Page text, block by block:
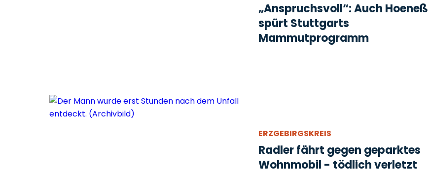
„Anspruchsvoll“: Auch Hoeneß
spürt Stuttgarts
Mammutprogramm
ERZGEBIRGSKREIS
Radler fährt gegen geparktes
Wohnmobil - tödlich verletzt